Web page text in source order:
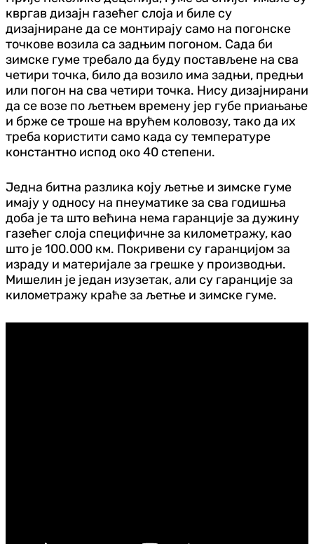
квргав дизајн газећег слоја и биле су
дизајниране да се монтирају само на погонске
точкове возила са задњим погоном. Сада би
зимске гуме требало да буду постављене на сва
четири точка, било да возило има задњи, предњи
или погон на сва четири точка. Нису дизајнирани
да се возе по љетњем времену јер губе приањање
и брже се троше на врућем коловозу, тако да их
треба користити само када су температуре
константно испод око 40 степени.
Једна битна разлика коју љетње и зимске гуме
имају у односу на пнеуматике за сва годишња
доба је та што већина нема гаранције за дужину
газећег слоја специфичне за километражу, као
што је 100.000 км. Покривени су гаранцијом за
израду и материјале за грешке у производњи.
Мишелин је један изузетак, али су гаранције за
километражу краће за љетње и зимске гуме.